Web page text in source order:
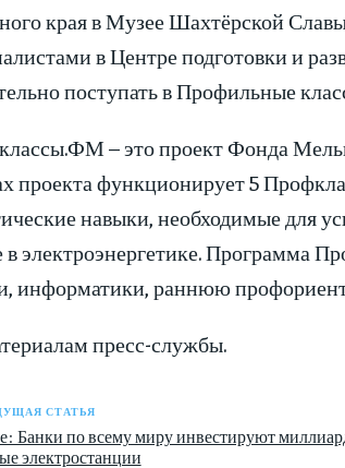
края в Музее Шахтёрской
в Центре подготовки и
поступать в Профильные
– это проект Фонда
проекта функционирует 5
навыки, необходимые для
в электроэнергетике. Программа
информатики, раннюю
пресс-службы.
СТАТЬЯ
Банки по всему миру инвестируют
электростанции